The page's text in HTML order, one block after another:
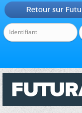
Retour sur